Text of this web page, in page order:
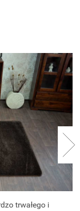
trwałego i